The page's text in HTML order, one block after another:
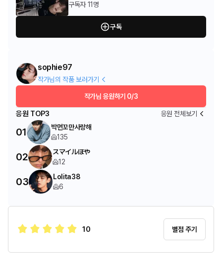
구독자 11명
구독
sophie97
작가님의 작품 보러가기
작가님 응원하기 0/3
응원 TOP3 응원 전체보기
01
박먼꼬만사랑해
135
02
スマイルほや
12
03
Lolita38
6
10 별점 주기